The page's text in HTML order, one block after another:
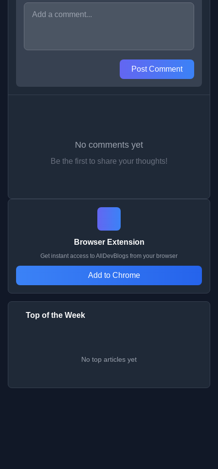
Post Comment
No comments yet
Be the first to share your thoughts!
Browser Extension
Get instant access to AllDevBlogs from your browser
Add to Chrome
Top of the Week
No top articles yet